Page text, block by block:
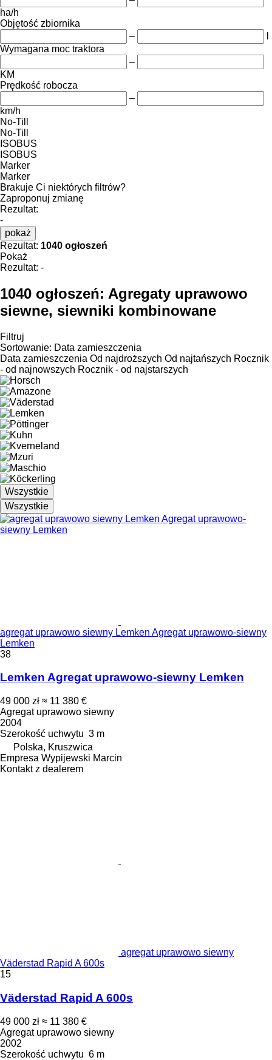
ha/h
Objętość zbiornika
–
Wymagana moc traktora
–
KM
Prędkość robocza
–
km/h
No-Till
No-Till
ISOBUS
ISOBUS
Marker
Marker
Brakuje Ci niektórych filtrów?
Zaproponuj zmianę
Rezultat:
-
pokaż
Rezultat: 1040 ogłoszeń
Pokaż
Rezultat: -
1040 ogłoszeń: Agregaty uprawowo
siewne, siewniki kombinowane
Filtruj
Sortowanie: Data zamieszczenia
Data zamieszczenia Od najdroższych Od najtańszych Rocznik
- od najnowszych Rocznik - od najstarszych
Wszystkie
Wszystkie
agregat uprawowo siewny Lemken Agregat uprawowo-siewny
Lemken
38
Lemken Agregat uprawowo-siewny Lemken
49 000 zł ≈ 11 380 €
Agregat uprawowo siewny
2004
Szerokość uchwytu 3 m
Polska, Kruszwica
Empresa Wypijewski Marcin
Kontakt z dealerem
agregat uprawowo siewny
Väderstad Rapid A 600s
15
Väderstad Rapid A 600s
49 000 zł ≈ 11 380 €
Agregat uprawowo siewny
2002
Szerokość uchwytu 6 m